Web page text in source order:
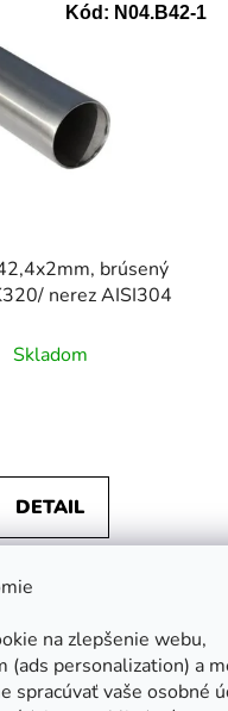
na zlepšenie webu,
(ads personalization) a
spracúvať vaše osobné
brúsený
nerez AISI304
Skladom
DETAIL
Kód: N04.B42-1
- Kovoinox